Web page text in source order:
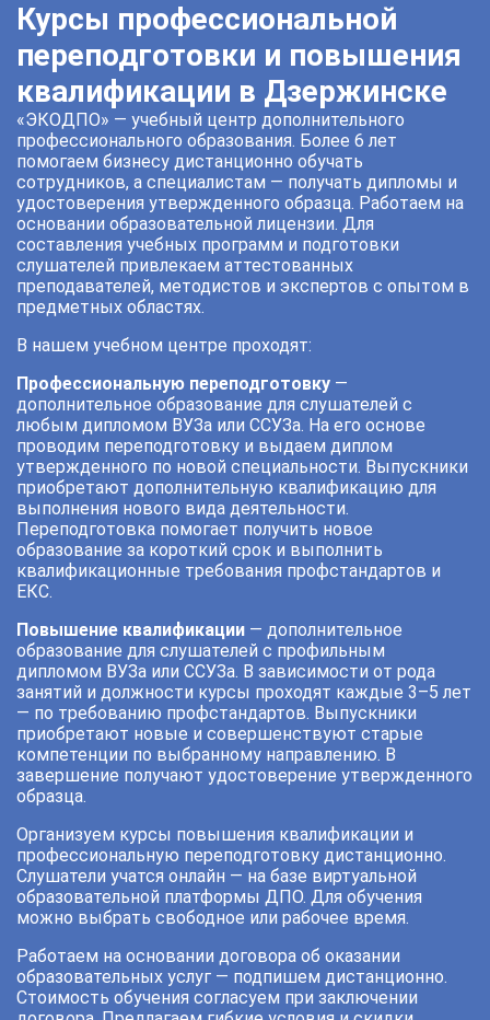
Курсы профессиональной
переподготовки и повышения
квалификации в Дзержинске
«ЭКОДПО» — учебный центр дополнительного
профессионального образования. Более 6 лет
помогаем бизнесу дистанционно обучать
сотрудников, а специалистам — получать дипломы и
удостоверения утвержденного образца. Работаем на
основании образовательной лицензии. Для
составления учебных программ и подготовки
слушателей привлекаем аттестованных
преподавателей, методистов и экспертов с опытом в
предметных областях.
В нашем учебном центре проходят:
Профессиональную переподготовку —
дополнительное образование для слушателей с
любым дипломом ВУЗа или ССУЗа. На его основе
проводим переподготовку и выдаем диплом
утвержденного по новой специальности. Выпускники
приобретают дополнительную квалификацию для
выполнения нового вида деятельности.
Переподготовка помогает получить новое
образование за короткий срок и выполнить
квалификационные требования профстандартов и
ЕКС.
Повышение квалификации — дополнительное
образование для слушателей с профильным
дипломом ВУЗа или ССУЗа. В зависимости от рода
занятий и должности курсы проходят каждые 3–5 лет
— по требованию профстандартов. Выпускники
приобретают новые и совершенствуют старые
компетенции по выбранному направлению. В
завершение получают удостоверение утвержденного
образца.
Организуем курсы повышения квалификации и
профессиональную переподготовку дистанционно.
Слушатели учатся онлайн — на базе виртуальной
образовательной платформы ДПО. Для обучения
можно выбрать свободное или рабочее время.
Работаем на основании договора об оказании
образовательных услуг — подпишем дистанционно.
Стоимость обучения согласуем при заключении